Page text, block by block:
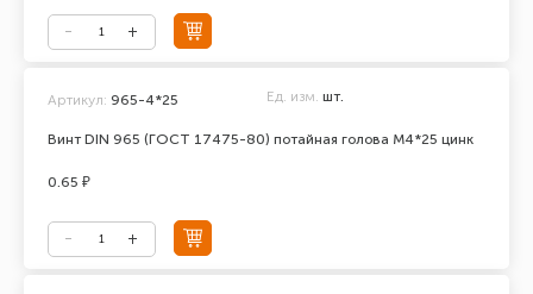
Винт DIN 965 (ГОСТ 17475-80) потайная голова М4*25 цинк
Артикул: 965-4*25 Ед. изм. шт.
0.65 ₽